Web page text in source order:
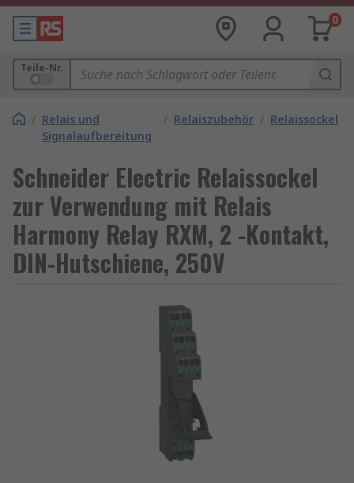
0
Teile-Nr.
/ Relais und
Signalaufbereitung
/ Relaiszubehör / Relaissockel
Schneider Electric Relaissockel
zur Verwendung mit Relais
Harmony Relay RXM, 2 -Kontakt,
DIN-Hutschiene, 250V